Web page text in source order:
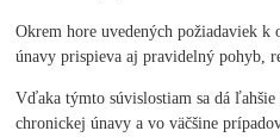
Okrem hore uvedených požiadaviek k
únavy prispieva aj pravidelný pohyb,
Vďaka týmto súvislostiam sa dá
chronickej únavy a vo väčšine